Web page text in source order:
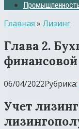
Промышленность
Главная » Лизинг
Глава 2.
06/04/2022Рубрика:
Учет